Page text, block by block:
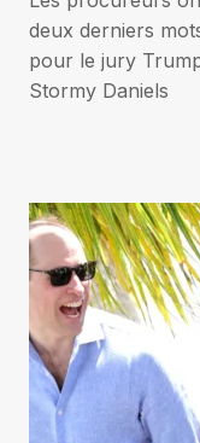
de
l’article
deux derniers
pour le jury
Stormy Daniels